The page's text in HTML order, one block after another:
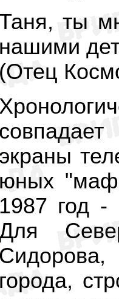
ты
нашими
(Отец
экраны
юных
1987 год -
города,